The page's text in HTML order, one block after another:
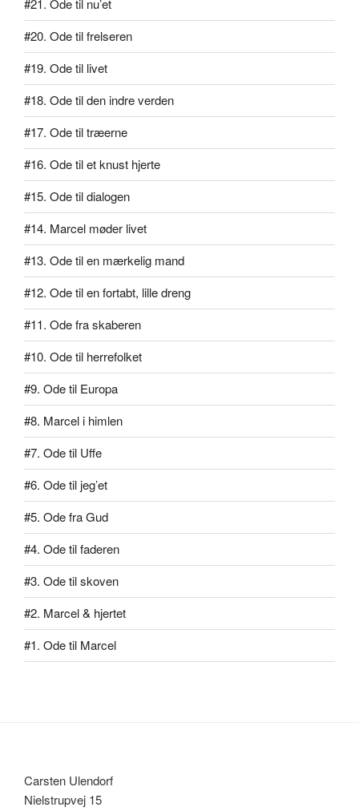
#21. Ode til nu’et
#20. Ode til frelseren
#19. Ode til livet
#18. Ode til den indre verden
#17. Ode til træerne
#16. Ode til et knust hjerte
#15. Ode til dialogen
#14. Marcel møder livet
#13. Ode til en mærkelig mand
#12. Ode til en fortabt, lille dreng
#11. Ode fra skaberen
#10. Ode til herrefolket
#9. Ode til Europa
#8. Marcel i himlen
#7. Ode til Uffe
#6. Ode til jeg’et
#5. Ode fra Gud
#4. Ode til faderen
#3. Ode til skoven
#2. Marcel & hjertet
#1. Ode til Marcel
Carsten Ulendorf
Nielstrupvej 15